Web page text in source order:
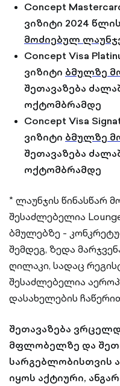
Concept
ვიზიტი 2024
მოძიებულ
Concept Visa
ვიზიტი ბმულზე
შეთავაზება
ოქტომბრამდე
Concept Visa
ვიზიტი ბმულზე
შეთავაზება
ოქტომბრამდე
* ლაუნჯის წინასწარ
შესაძლებელია
ბმულებზე -
შემდეგ, ზედა
ღილაკი, სადაც
შესაძლებელია
დასახელების
შეთავაზება
მფლობელზე და
სარგებლობისთვის
იყოს აქტიური,